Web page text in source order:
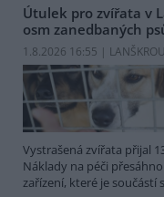
Útulek pro zvířata v
osm zanedbaných
1.8.2026 16:55 |
Vystrašená zvířata přijal
Náklady na péči
zařízení, které je součástí